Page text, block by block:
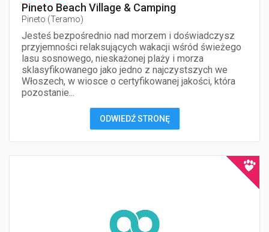
Pineto Beach Village & Camping
Pineto (Teramo)
Jesteś bezpośrednio nad morzem i doświadczysz
przyjemności relaksujących wakacji wśród świeżego
lasu sosnowego, nieskażonej plaży i morza
sklasyfikowanego jako jedno z najczystszych we
Włoszech, w wiosce o certyfikowanej jakości, która
pozostanie...
ODWIEDŹ STRONĘ